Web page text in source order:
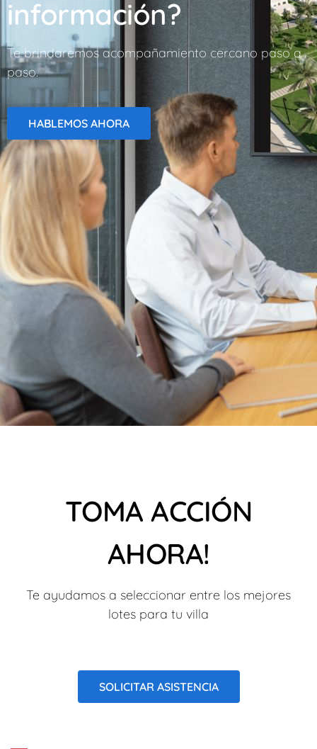
información?
Te brindaremos acompañamiento cercano paso a
paso.
HABLEMOS AHORA
TOMA ACCIÓN
AHORA!
Te ayudamos a seleccionar entre los mejores
lotes para tu villa
SOLICITAR ASISTENCIA